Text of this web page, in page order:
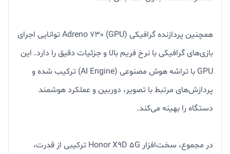
همچنین پردازنده گرافیکی Adreno 730 (GPU) توانایی اجرای
بازی‌های گرافیکی با نرخ فریم بالا و جزئیات دقیق را دارد. این
GPU با تراشه هوش مصنوعی (AI Engine) ترکیب شده و
پردازش‌های مرتبط با تصویر، دوربین و عملکرد هوشمند
دستگاه را بهینه می‌کند.
در مجموع، سخت‌افزار Honor X9D 5G ترکیبی از قدرت،